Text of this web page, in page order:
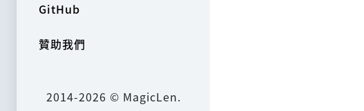
GitHub
贊助我們
2014-2026 © MagicLen.